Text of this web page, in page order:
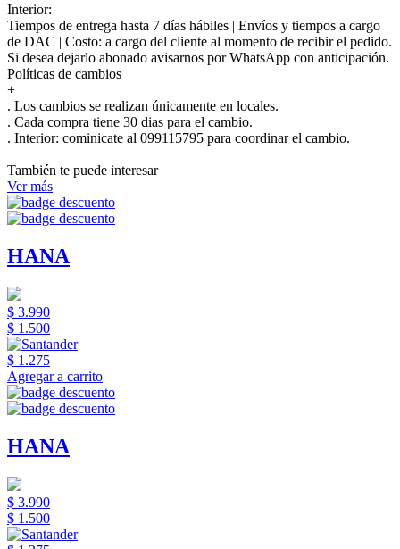
Interior:
Tiempos de entrega hasta 7 días hábiles | Envíos y tiempos a cargo
de DAC | Costo: a cargo del cliente al momento de recibir el pedido.
Si desea dejarlo abonado avisarnos por WhatsApp con anticipación.
Políticas de cambios
+
. Los cambios se realizan únicamente en locales.
. Cada compra tiene 30 dias para el cambio.
. Interior: cominicate al 099115795 para coordinar el cambio.
También te puede interesar
Ver más
HANA
$ 3.990
$ 1.500
$ 1.275
Agregar a carrito
HANA
$ 3.990
$ 1.500